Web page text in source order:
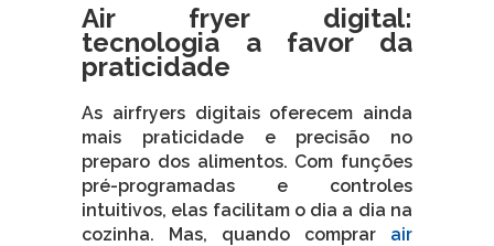
Air fryer digital:
tecnologia a favor da
praticidade
As airfryers digitais oferecem ainda
mais praticidade e precisão no
preparo dos alimentos. Com funções
pré-programadas e controles
intuitivos, elas facilitam o dia a dia na
cozinha. Mas, quando comprar air